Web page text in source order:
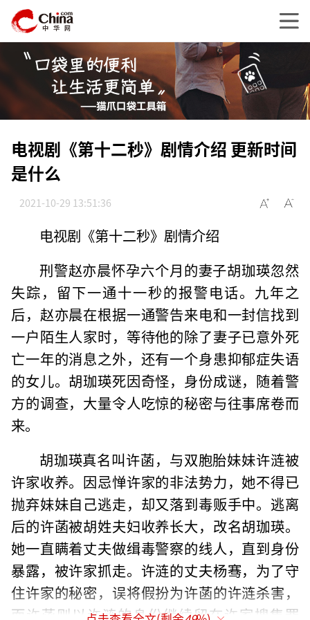
电视剧《第十二秒》剧情介绍 更新时间
是什么
2021-10-29 13:51:36
电视剧《第十二秒》剧情介绍
刑警赵亦晨怀孕六个月的妻子胡珈瑛忽然
失踪，留下一通十一秒的报警电话。九年之
后，赵亦晨在根据一通警告来电和一封信找到
一户陌生人家时，等待他的除了妻子已意外死
亡一年的消息之外，还有一个身患抑郁症失语
的女儿。胡珈瑛死因奇怪，身份成谜，随着警
方的调查，大量令人吃惊的秘密与往事席卷而
来。
胡珈瑛真名叫许菡，与双胞胎妹妹许涟被
许家收养。因忌惮许家的非法势力，她不得已
抛弃妹妹自己逃走，却又落到毒贩手中。逃离
后的许菡被胡姓夫妇收养长大，改名胡珈瑛。
她一直瞒着丈夫做缉毒警察的线人，直到身份
暴露，被许家抓走。许涟的丈夫杨骞，为了守
住许家的秘密，误将假扮为许菡的许涟杀害，
而许菡则以许涟的身份继续留在许家搜集罪